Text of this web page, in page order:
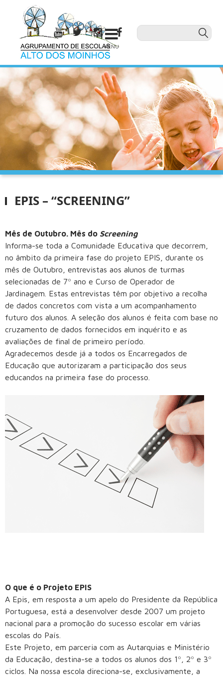
MENU
EPIS – “SCREENING”
Mês de Outubro. Mês do Screening
Informa-se toda a Comunidade Educativa que decorrem,
no âmbito da primeira fase do projeto EPIS, durante os
mês de Outubro, entrevistas aos alunos de turmas
selecionadas de 7º ano e Curso de Operador de
Jardinagem. Estas entrevistas têm por objetivo a recolha
de dados concretos com vista a um acompanhamento
futuro dos alunos. A seleção dos alunos é feita com base no
cruzamento de dados fornecidos em inquérito e as
avaliações de final de primeiro período.
Agradecemos desde já a todos os Encarregados de
Educação que autorizaram a participação dos seus
educandos na primeira fase do processo.
O que é o Projeto EPIS
A Epis, em resposta a um apelo do Presidente da República
Portuguesa, está a desenvolver desde 2007 um projeto
nacional para a promoção do sucesso escolar em várias
escolas do País.
Este Projeto, em parceria com as Autarquias e Ministério
da Educação, destina-se a todos os alunos dos 1º, 2º e 3º
ciclos. Na nossa escola direciona-se, exclusivamente, a